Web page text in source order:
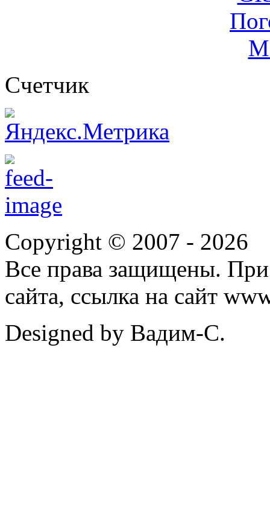
Cчетчик
Copyright © 2007 - 2026
Все права защищены. При
сайта, ссылка на сайт
Designed by Вадим-С.